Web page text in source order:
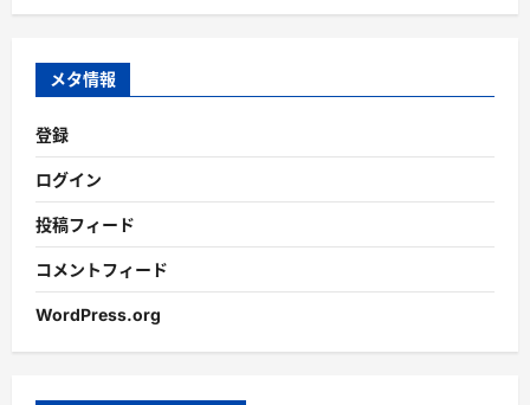
カ
ブ
メタ情報
登録
ログイン
投稿フィード
コメントフィード
WordPress.org